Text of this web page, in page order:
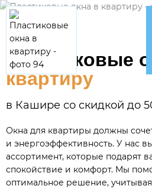
Пластиковые
квартиру
в Кашире со скидкой до
Окна для квартиры должны
и энергоэффективность. У нас
ассортимент, которые подарят
спокойствие и комфорт. Мы
оптимальное решение,